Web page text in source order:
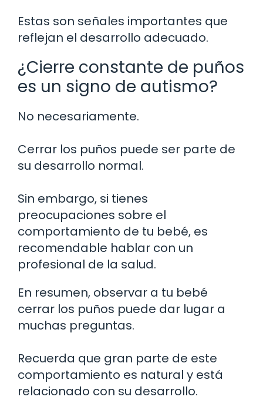
Estas son señales importantes que
reflejan el desarrollo adecuado.
¿Cierre constante de puños
es un signo de autismo?
No necesariamente.
Cerrar los puños puede ser parte de
su desarrollo normal.
Sin embargo, si tienes
preocupaciones sobre el
comportamiento de tu bebé, es
recomendable hablar con un
profesional de la salud.
En resumen, observar a tu bebé
cerrar los puños puede dar lugar a
muchas preguntas.
Recuerda que gran parte de este
comportamiento es natural y está
relacionado con su desarrollo.